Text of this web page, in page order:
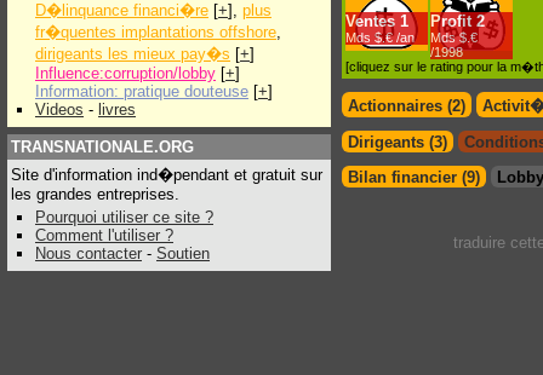
D�linquance financi�re [+], plus
fr�quentes implantations offshore,
dirigeants les mieux pay�s [+]
Influence:corruption/lobby [+]
Information: pratique douteuse [+]
Videos - livres
TRANSNATIONALE.ORG
Site d'information ind�pendant et gratuit sur
les grandes entreprises.
Pourquoi utiliser ce site ?
Comment l'utiliser ?
Nous contacter - Soutien
Ventes 1
Mds $.€ /an
Profit 2
Mds $.€
/1998
[cliquez sur le rating pour la
Actionnaires (2)
Dirigeants (3)
Bilan financier (9)
traduire